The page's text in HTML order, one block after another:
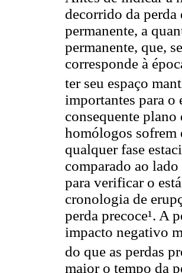
decorrido da perda
permanente, a
permanente, que,
corresponde à
ter seu espaço
importantes para o
consequente plano
homólogos sofrem
qualquer fase
comparado ao
para verificar o
cronologia de
perda precoce¹. A
impacto negativo
do que as perdas
maior o tempo da